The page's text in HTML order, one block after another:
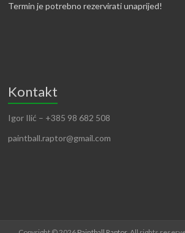
Termin je potrebno rezervirati unaprijed!
Kontakt
Igor Ilić – +385 98 682 508
paintball.raptor@gmail.com